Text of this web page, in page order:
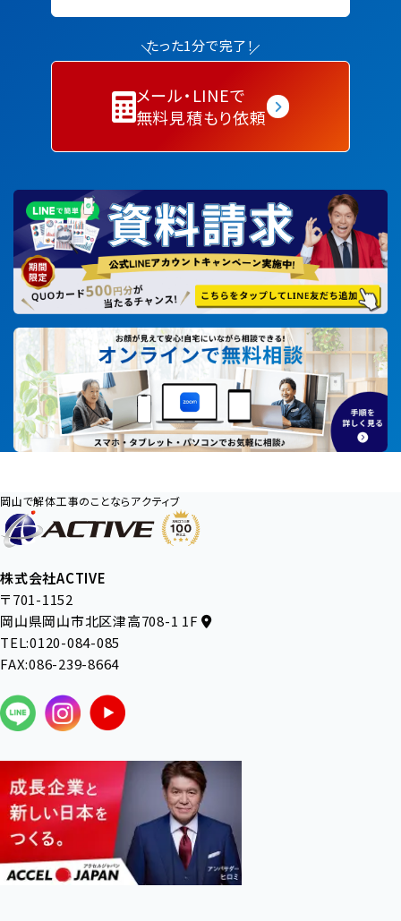
たった1分で完了！
メール・LINEで
無料見積もり依頼
岡山で解体工事のことならアクティブ
株式会社ACTIVE
〒701-1152
岡山県岡山市北区津高708-1 1F
TEL:0120-084-085
FAX:086-239-8664